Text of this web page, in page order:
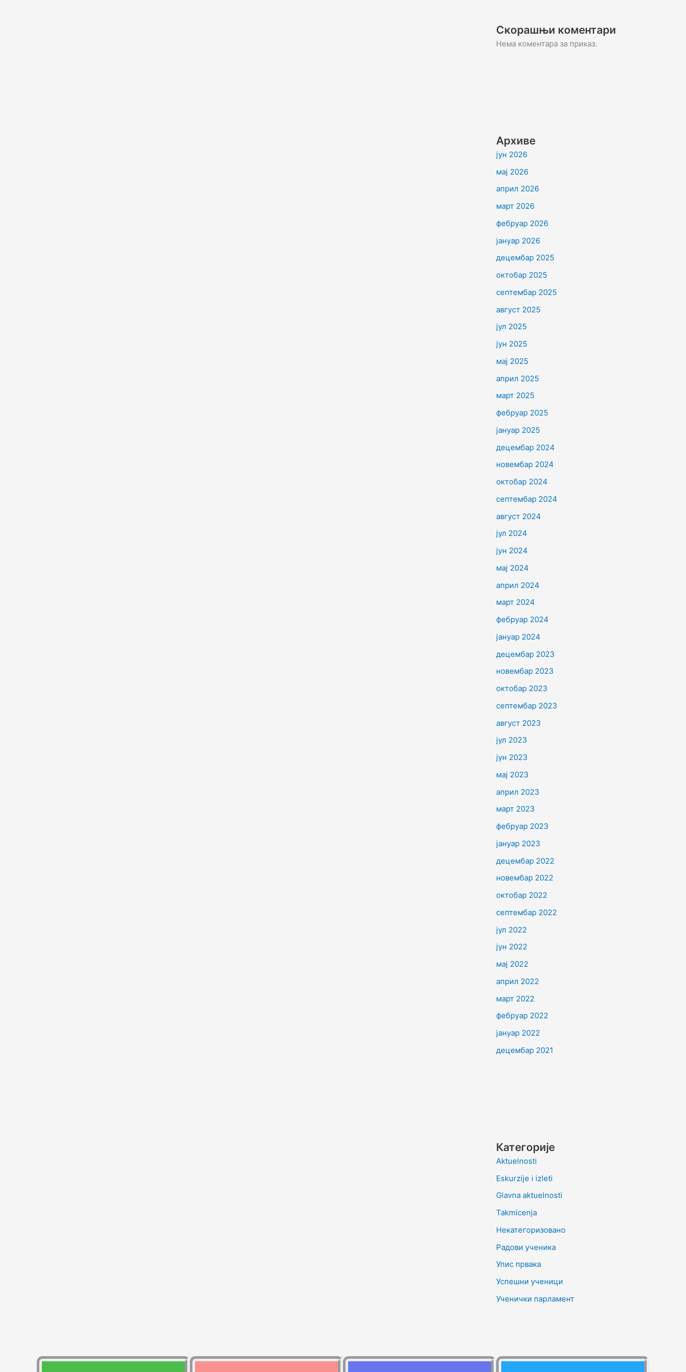
Скорашњи коментари
Нема коментара за приказ.
Архиве
јун 2026
мај 2026
април 2026
март 2026
фебруар 2026
јануар 2026
децембар 2025
октобар 2025
септембар 2025
август 2025
јул 2025
јун 2025
мај 2025
април 2025
март 2025
фебруар 2025
јануар 2025
децембар 2024
новембар 2024
октобар 2024
септембар 2024
август 2024
јул 2024
јун 2024
мај 2024
април 2024
март 2024
фебруар 2024
јануар 2024
децембар 2023
новембар 2023
октобар 2023
септембар 2023
август 2023
јул 2023
јун 2023
мај 2023
април 2023
март 2023
фебруар 2023
јануар 2023
децембар 2022
новембар 2022
октобар 2022
септембар 2022
јул 2022
јун 2022
мај 2022
април 2022
март 2022
фебруар 2022
јануар 2022
децембар 2021
Категорије
Aktuelnosti
Eskurzije i izleti
Glavna aktuelnosti
Takmicenja
Некатегоризовано
Радови ученика
Упис првака
Успешни ученици
Ученички парламент